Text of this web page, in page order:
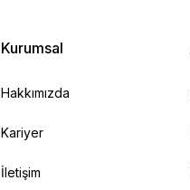
Kurumsal
Hakkımızda
Kariyer
İletişim